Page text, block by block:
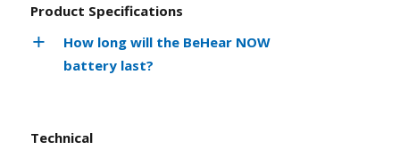
Product Specifications
How long will the BeHear NOW
battery last?
Technical